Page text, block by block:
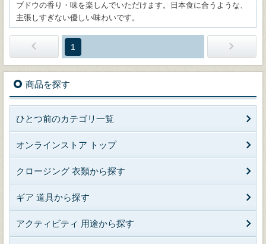
ブドウの香り・味を楽しんでいただけます。日本食に合うような、
主張しすぎない優しい味わいです。
1
商品を探す
ひとつ前のカテゴリ一覧
オンラインストア トップ
クロージング 衣類から探す
ギア 道具から探す
アクティビティ 用途から探す